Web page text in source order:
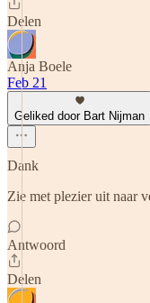
Delen
Anja Boele
Feb 21
Geliked door Bart Nijman
Dank
Zie met plezier uit naar
Antwoord
Delen